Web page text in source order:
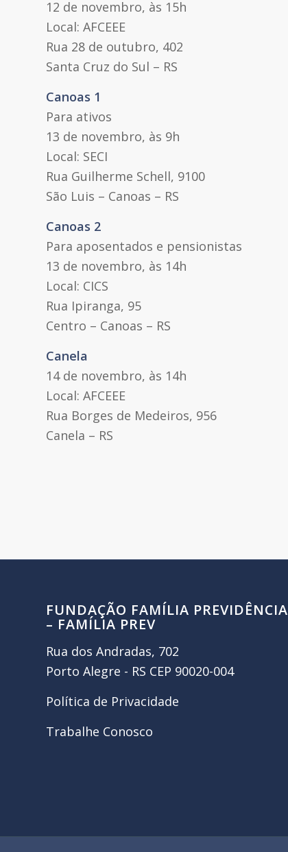
12 de novembro, às 15h
Local: AFCEEE
Rua 28 de outubro, 402
Santa Cruz do Sul – RS
Canoas 1
Para ativos
13 de novembro, às 9h
Local: SECI
Rua Guilherme Schell, 9100
São Luis – Canoas – RS
Canoas 2
Para aposentados e pensionistas
13 de novembro, às 14h
Local: CICS
Rua Ipiranga, 95
Centro – Canoas – RS
Canela
14 de novembro, às 14h
Local: AFCEEE
Rua Borges de Medeiros, 956
Canela – RS
FUNDAÇÃO FAMÍLIA PREVIDÊNCIA
– FAMÍLIA PREV
Rua dos Andradas, 702
Porto Alegre - RS CEP 90020-004
Política de Privacidade
Trabalhe Conosco